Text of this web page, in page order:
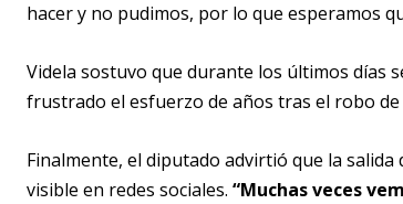
hacer y no pudimos, por lo que esperamos
Videla sostuvo que durante los últimos días
frustrado el esfuerzo de años tras el robo de
Finalmente, el diputado advirtió que la
visible en redes sociales. “Muchas veces